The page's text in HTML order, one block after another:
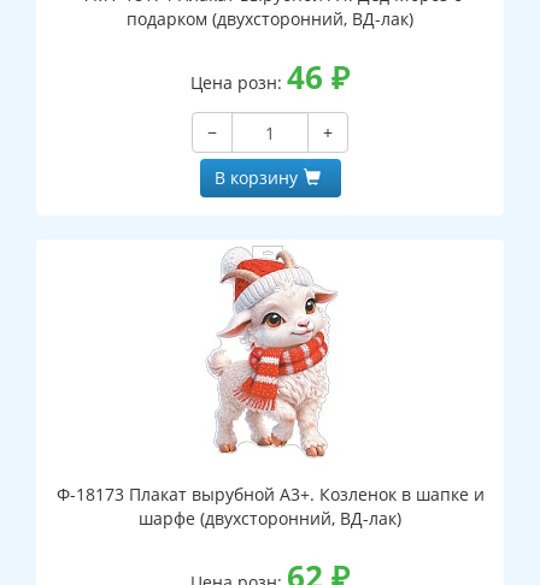
подарком (двухсторонний, ВД-лак)
Цена розн: 46 ₽
−
+
В корзину
Ф-18173 Плакат вырубной А3+. Козленок в шапке и
шарфе (двухсторонний, ВД-лак)